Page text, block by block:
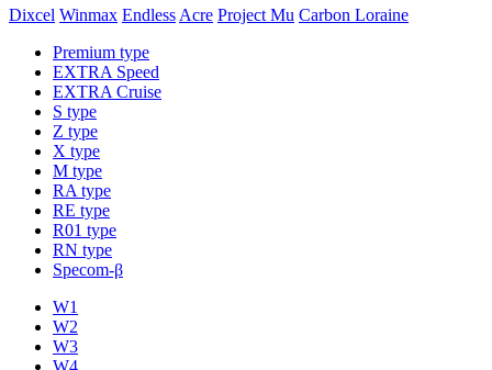
Dixcel Winmax Endless Acre Project Mu Carbon Loraine
Premium type
EXTRA Speed
EXTRA Cruise
S type
Z type
X type
M type
RA type
RE type
R01 type
RN type
Specom-β
W1
W2
W3
W4